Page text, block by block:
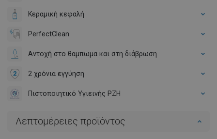
Κεραμική κεφαλή
PerfectClean
Αντοχή στο θαμπωμα και στη διάβρωση
2 χρόνια εγγύηση
Πιστοποιητικό Υγιεινής PZH
Λεπτομέρειες προϊόντος